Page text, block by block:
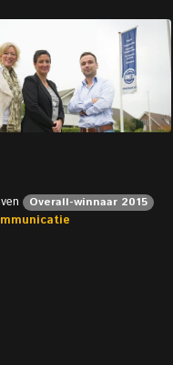
Overall-winnaar 2015